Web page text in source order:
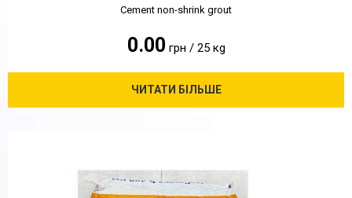
Cement non-shrink grout
0.00 грн / 25 кg
ЧИТАТИ БІЛЬШЕ